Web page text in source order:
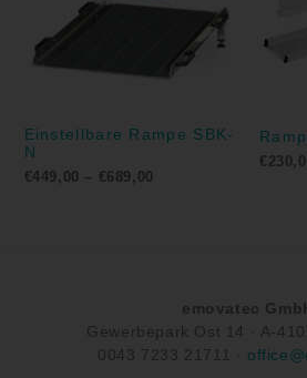
Einstellbare Rampe SBK-
N
€449,00 – €689,00
€
emovatec
Gewerbepark Ost 14 · A-
0043 7233 21711 ·